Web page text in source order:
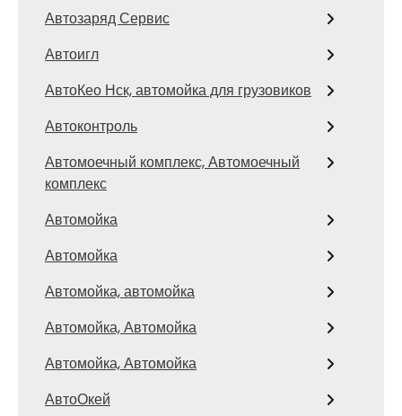
Автозаряд Сервис
Автоигл
АвтоКео Нск, автомойка для грузовиков
Автоконтроль
Автомоечный комплекс, Автомоечный
комплекс
Автомойка
Автомойка
Автомойка, автомойка
Автомойка, Автомойка
Автомойка, Автомойка
АвтоОкей